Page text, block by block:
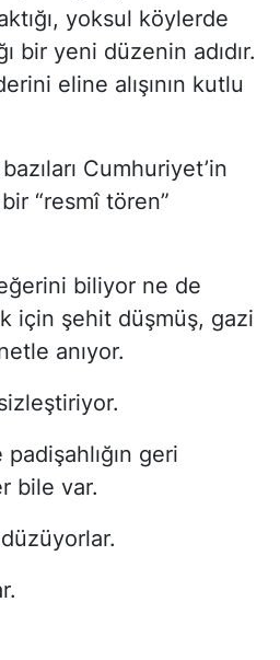
yoksul köylerde
bir yeni düzenin adıdır.
eline alışının kutlu
Cumhuriyet’in
“resmî tören”
biliyor ne de
için şehit düşmüş, gazi
anıyor.
geri
bile var.